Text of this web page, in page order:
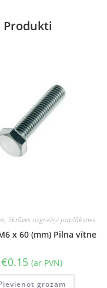
, Skrūves uzgriežņi paplāksnes
x 60 (mm) Pilna vītne
€0.15 (ar PVN)
grozam